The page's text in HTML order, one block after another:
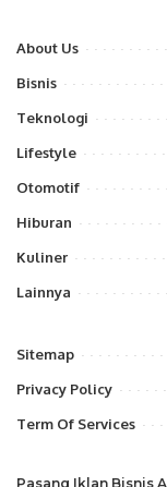
About Us
Bisnis
Teknologi
Lifestyle
Otomotif
Hiburan
Kuliner
Lainnya
Sitemap
Privacy Policy
Term Of Services
Pasang Iklan Bisnis